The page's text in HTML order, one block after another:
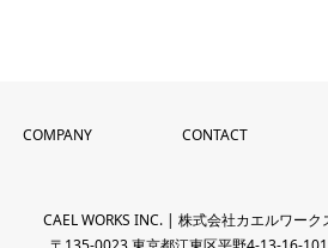
COMPANY CONTACT
CAEL WORKS INC. | 株式会社カエルワーク